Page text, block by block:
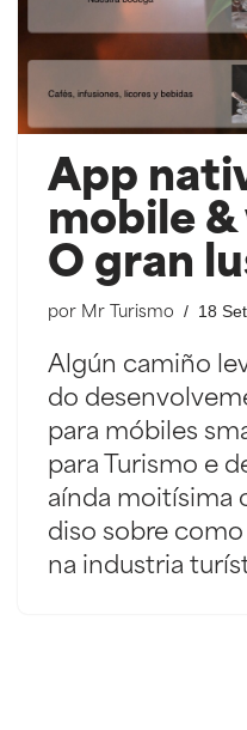
App
mobile
O gran
por Mr Turismo 18
Algún camiño
do
para móbiles
para Turismo e
aínda moitísima
diso sobre
na industria